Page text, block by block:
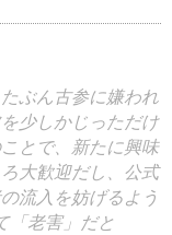
ぶん古参に嫌われ
少しかじっただけ
とで、新たに興味
大歓迎だし、公式
流入を妨げるよう
「老害」だと